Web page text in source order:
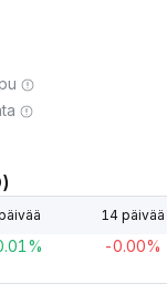
14 päivää
-0.00%